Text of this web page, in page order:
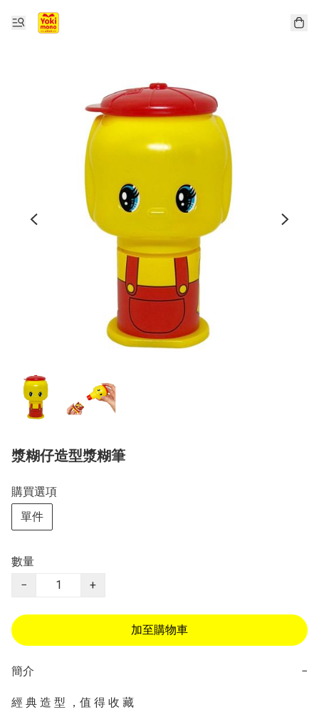
漿糊仔造型漿糊筆
購買選項
單件
數量
−
+
加至購物車
簡介 −
經 典 造 型 ，值 得 收 藏